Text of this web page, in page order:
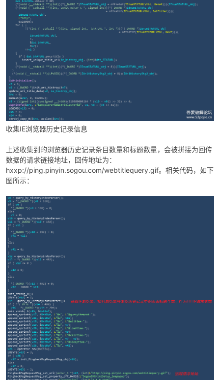
收集IE浏览器历史记录信息
上述收集到的浏览器历史记录条目数量和标题数量，会被拼接为回传
数据的请求链接地址，回传地址为：
hxxp://ping.pinyin.sogou.com/webtitlequery.gif。相关代码，如下
图所示：